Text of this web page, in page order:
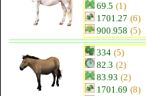
69.5 (1)
1701.27 (6)
900.958 (5)
334 (5)
82.3 (2)
83.93 (2)
1701.69 (8)